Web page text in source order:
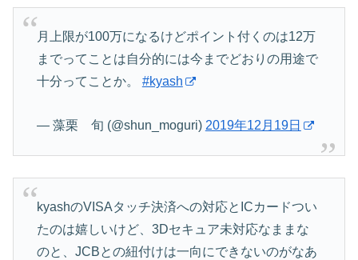
月上限が100万になるけどポイント付くのは12万
までってことは自分的には今までどおりの用途で
十分ってことか。 #kyash
— 藻栗 旬 (@shun_moguri) 2019年12月19日
kyashのVISAタッチ決済への対応とICカードつい
たのは嬉しいけど、3Dセキュア未対応なままな
のと、JCBとの紐付けは一向にできないのがなあ